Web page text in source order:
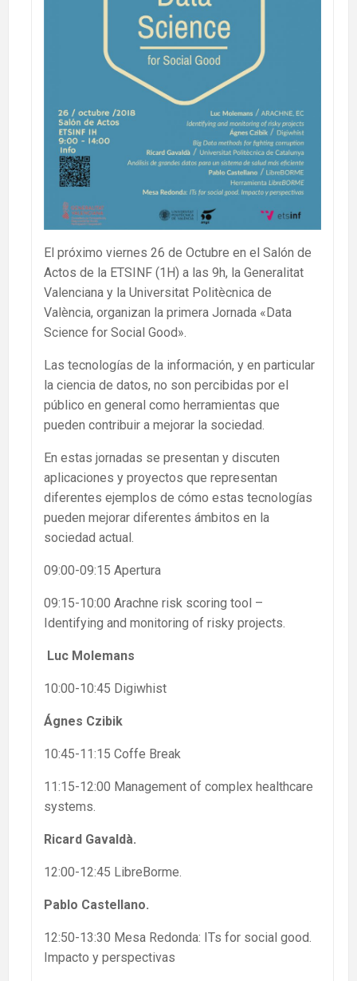
El próximo viernes 26 de Octubre en el Salón de
Actos de la ETSINF (1H) a las 9h, la Generalitat
Valenciana y la Universitat Politècnica de
València, organizan la primera Jornada «Data
Science for Social Good».
Las tecnologías de la información, y en particular
la ciencia de datos, no son percibidas por el
público en general como herramientas que
pueden contribuir a mejorar la sociedad.
En estas jornadas se presentan y discuten
aplicaciones y proyectos que representan
diferentes ejemplos de cómo estas tecnologías
pueden mejorar diferentes ámbitos en la
sociedad actual.
09:00-09:15 Apertura
09:15-10:00 Arachne risk scoring tool –
Identifying and monitoring of risky projects.
Luc Molemans
10:00-10:45 Digiwhist
Ágnes Czibik
10:45-11:15 Coffe Break
11:15-12:00 Management of complex healthcare
systems.
Ricard Gavaldà.
12:00-12:45 LibreBorme.
Pablo Castellano.
12:50-13:30 Mesa Redonda: ITs for social good.
Impacto y perspectivas